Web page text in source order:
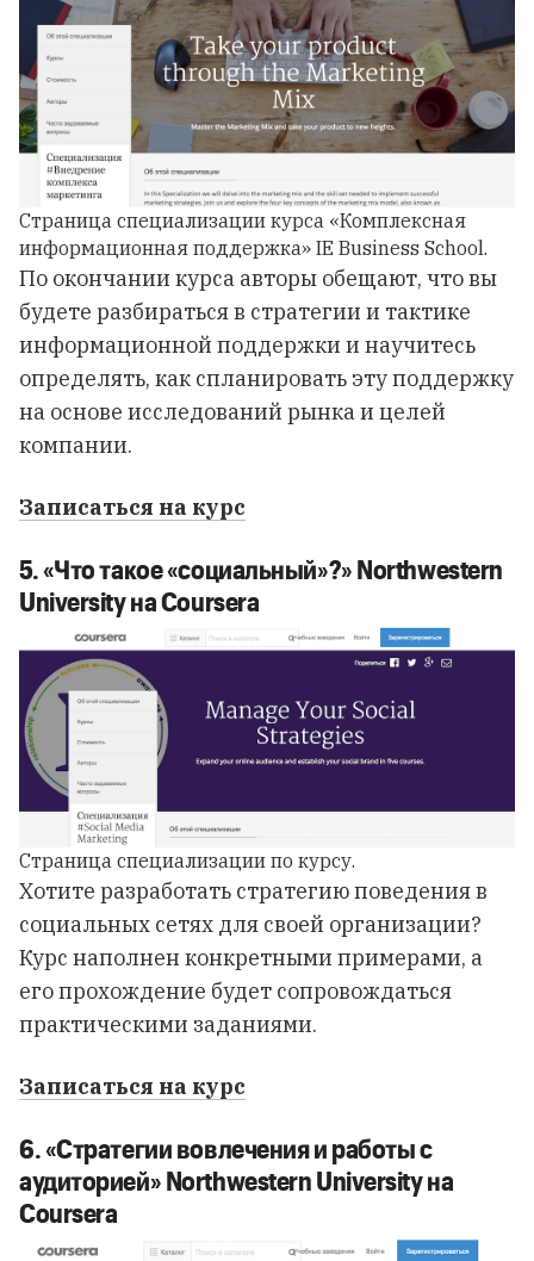
Страница специализации курса «Комплексная
информационная поддержка» IE Business School.
По окончании курса авторы обещают, что вы
будете разбираться в стратегии и тактике
информационной поддержки и научитесь
определять, как спланировать эту поддержку
на основе исследований рынка и целей
компании.
Записаться на курс
5. «Что такое «социальный»?» Northwestern
University на Coursera
Страница специализации по курсу.
Хотите разработать стратегию поведения в
социальных сетях для своей организации?
Курс наполнен конкретными примерами, а
его прохождение будет сопровождаться
практическими заданиями.
Записаться на курс
6. «Стратегии вовлечения и работы с
аудиторией» Northwestern University на
Coursera